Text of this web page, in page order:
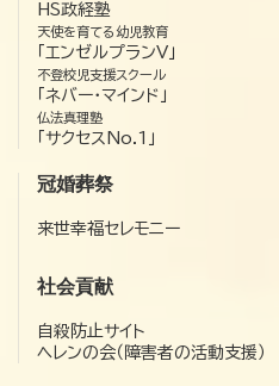
HS政経塾
天使を育てる幼児教育
「エンゼルプランV」
不登校児支援スクール
「ネバー・マインド」
仏法真理塾
「サクセスNo.1」
冠婚葬祭
来世幸福セレモニー
社会貢献
自殺防止サイト
ヘレンの会（障害者の活動支援）